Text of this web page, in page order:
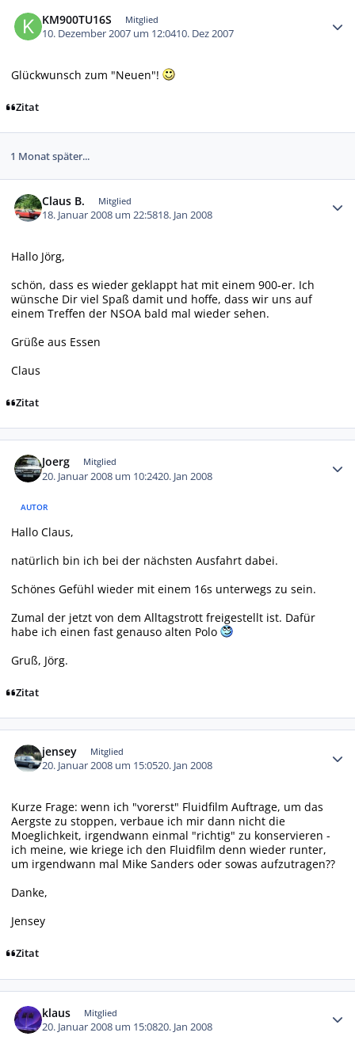
KM900TU16S Mitglied
10. Dezember 2007 um 12:0410. Dez 2007
Glückwunsch zum "Neuen"!
Zitat
1 Monat später...
Claus B. Mitglied
18. Januar 2008 um 22:5818. Jan 2008
Hallo Jörg,
schön, dass es wieder geklappt hat mit einem 900-er. Ich
wünsche Dir viel Spaß damit und hoffe, dass wir uns auf
einem Treffen der NSOA bald mal wieder sehen.
Grüße aus Essen
Claus
Zitat
Joerg Mitglied
20. Januar 2008 um 10:2420. Jan 2008
AUTOR
Hallo Claus,
natürlich bin ich bei der nächsten Ausfahrt dabei.
Schönes Gefühl wieder mit einem 16s unterwegs zu sein.
Zumal der jetzt von dem Alltagstrott freigestellt ist. Dafür
habe ich einen fast genauso alten Polo
Gruß, Jörg.
Zitat
jensey Mitglied
20. Januar 2008 um 15:0520. Jan 2008
Kurze Frage: wenn ich "vorerst" Fluidfilm Auftrage, um das
Aergste zu stoppen, verbaue ich mir dann nicht die
Moeglichkeit, irgendwann einmal "richtig" zu konservieren -
ich meine, wie kriege ich den Fluidfilm denn wieder runter,
um irgendwann mal Mike Sanders oder sowas aufzutragen??
Danke,
Jensey
Zitat
klaus Mitglied
20. Januar 2008 um 15:0820. Jan 2008